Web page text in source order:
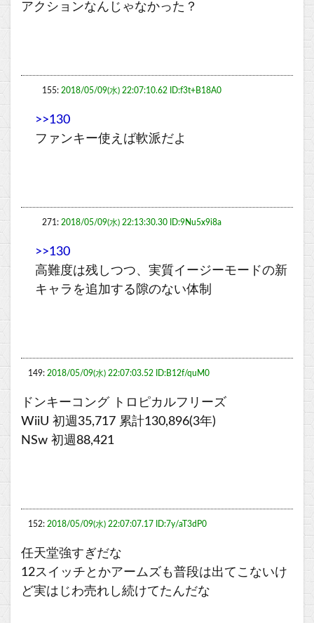
アクションなんじゃなかった？
155: 2018/05/09(水) 22:07:10.62 ID:f3t+B18A0
>>130
ファンキー使えば軟派だよ
271: 2018/05/09(水) 22:13:30.30 ID:9Nu5x9i8a
>>130
高難度は残しつつ、実質イージーモードの新
キャラを追加する隙のない体制
149: 2018/05/09(水) 22:07:03.52 ID:B12f/quM0
ドンキーコング トロピカルフリーズ
WiiU 初週35,717 累計130,896(3年)
NSw 初週88,421
152: 2018/05/09(水) 22:07:07.17 ID:7y/aT3dP0
任天堂強すぎだな
12スイッチとかアームズも普段は出てこないけ
ど実はじわ売れし続けてたんだな